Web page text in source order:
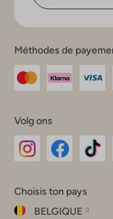
Méthodes de
Volg ons
Instagram
Facebook
Choisis ton pays
BELGIQUE